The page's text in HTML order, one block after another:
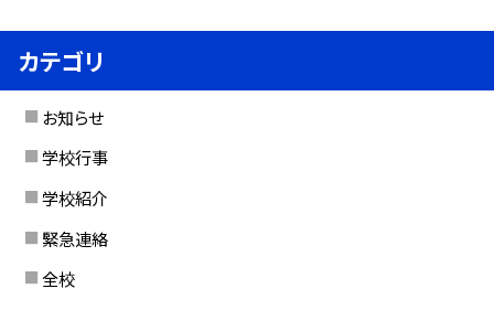
カテゴリ
お知らせ
学校行事
学校紹介
緊急連絡
全校